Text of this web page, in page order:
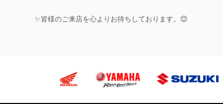
✨皆様のご来店を心よりお待ちしております。😊